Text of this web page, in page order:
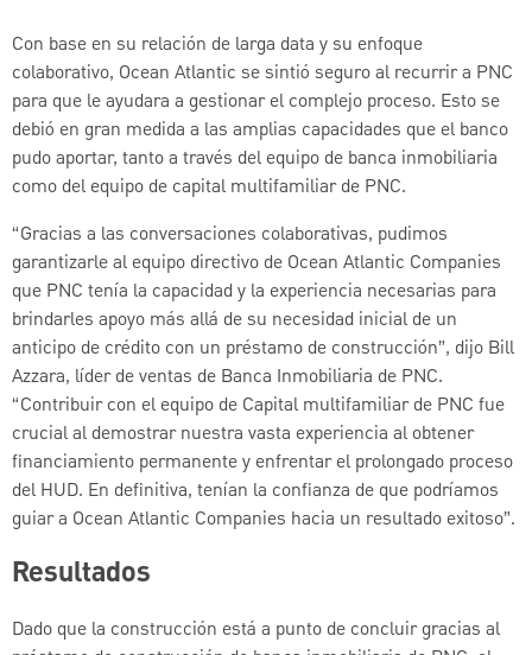
Con base en su relación de larga data y su enfoque
colaborativo, Ocean Atlantic se sintió seguro al recurrir a PNC
para que le ayudara a gestionar el complejo proceso. Esto se
debió en gran medida a las amplias capacidades que el banco
pudo aportar, tanto a través del equipo de banca inmobiliaria
como del equipo de capital multifamiliar de PNC.
“Gracias a las conversaciones colaborativas, pudimos
garantizarle al equipo directivo de Ocean Atlantic Companies
que PNC tenía la capacidad y la experiencia necesarias para
brindarles apoyo más allá de su necesidad inicial de un
anticipo de crédito con un préstamo de construcción”, dijo Bill
Azzara, líder de ventas de Banca Inmobiliaria de PNC.
“Contribuir con el equipo de Capital multifamiliar de PNC fue
crucial al demostrar nuestra vasta experiencia al obtener
financiamiento permanente y enfrentar el prolongado proceso
del HUD. En definitiva, tenían la confianza de que podríamos
guiar a Ocean Atlantic Companies hacia un resultado exitoso”.
Resultados
Dado que la construcción está a punto de concluir gracias al